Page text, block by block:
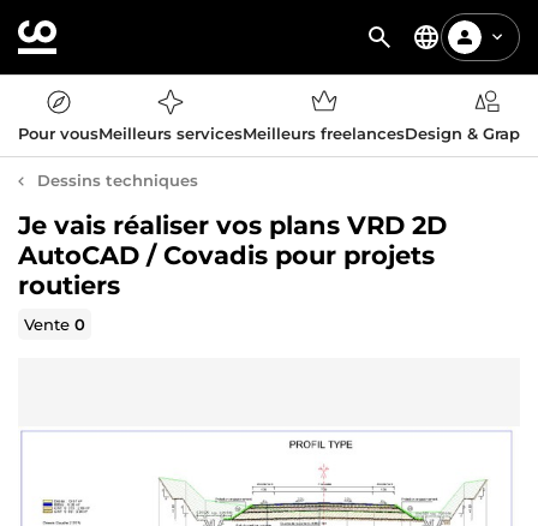
Pour vousMeilleurs servicesMeilleurs freelancesDesign &
Dessins techniques
Je vais réaliser vos plans VRD 2D
AutoCAD / Covadis pour projets
routiers
Vente0